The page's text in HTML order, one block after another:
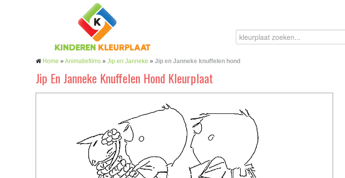
Home »Animatiefilms » Jip en Janneke » Jip en Janneke knuffelen hond
Jip En Janneke Knuffelen Hond Kleurplaat